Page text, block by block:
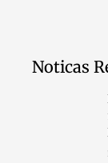
Noticas